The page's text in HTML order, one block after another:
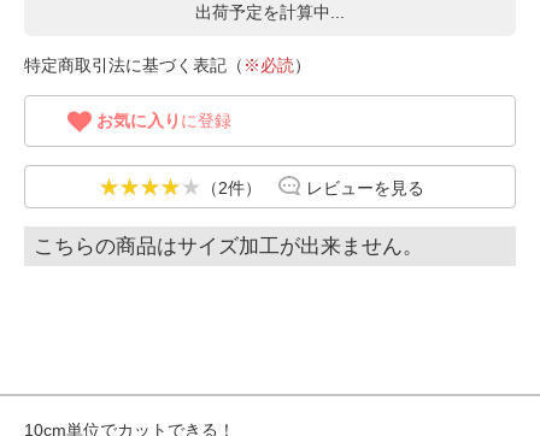
出荷予定を計算中...
特定商取引法に基づく表記（ ※必読）
お気に入り に登録
（2件） レビューを見る
こちらの商品はサイズ加工が出来ません。
10cm単位でカットできる！